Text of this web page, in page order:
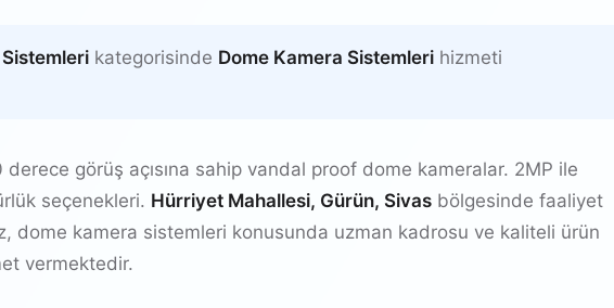
kategorisinde Dome Kamera Sistemleri hizmeti
görüş açısına sahip vandal proof dome kameralar. 2MP ile
seçenekleri. Hürriyet Mahallesi, Gürün, Sivas bölgesinde faaliyet
dome kamera sistemleri konusunda uzman kadrosu ve kaliteli ürün
vermektedir.